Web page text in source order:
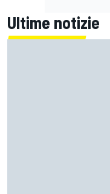
Ultime notizie